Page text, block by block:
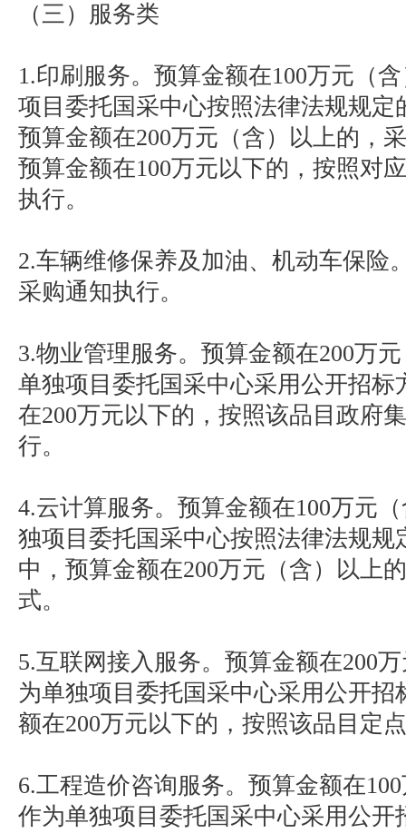
（三）服务类
1.印刷服务。预算金额在100万元（
项目委托国采中心按照法律法规规定
预算金额在200万元（含）以上的，
预算金额在100万元以下的，按照对
执行。
2.车辆维修保养及加油、机动车保险
采购通知执行。
3.物业管理服务。预算金额在200万
单独项目委托国采中心采用公开招标
在200万元以下的，按照该品目政府
行。
4.云计算服务。预算金额在100万元
独项目委托国采中心按照法律法规规
中，预算金额在200万元（含）以上
式。
5.互联网接入服务。预算金额在200
为单独项目委托国采中心采用公开招
额在200万元以下的，按照该品目定
6.工程造价咨询服务。预算金额在
作为单独项目委托国采中心采用公开